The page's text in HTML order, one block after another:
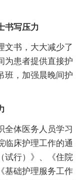
书写压力
书，大大减少了
为患者提供直接护
班，加强晨晚间护
体医务人员学习
临床护理工作的通
试行）》、《住院
基础护理服务工作